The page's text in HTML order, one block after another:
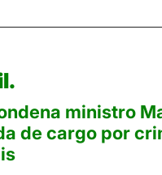
ministro
de cargo por